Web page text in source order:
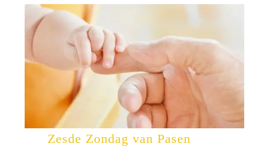
Zesde Zondag van Pasen